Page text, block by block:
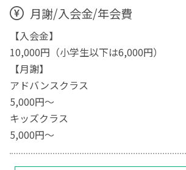
月謝/入会金/年会費
【入会金】
10,000円（小学生以下は6,000円）
【月謝】
アドバンスクラス
5,000円～
キッズクラス
5,000円〜